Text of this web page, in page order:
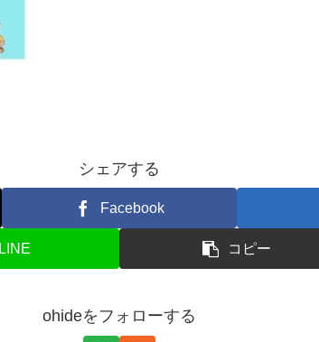
シェアする
Facebook
LINE コピー
ohideをフォローする